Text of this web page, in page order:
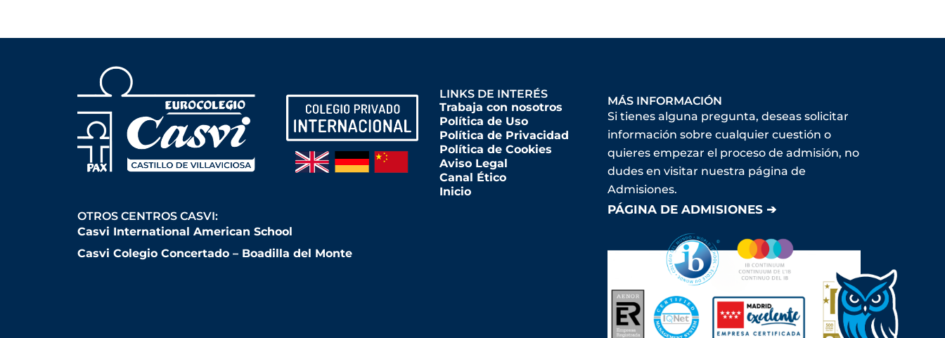
OTROS CENTROS CASVI:
Casvi International American School
Casvi Colegio Concertado – Boadilla del Monte
LINKS DE INTERÉS
Trabaja con nosotros
Política de Uso
Política de Privacidad
Política de Cookies
Aviso Legal
Canal Ético
Inicio
MÁS INFORMACIÓN
Si tienes alguna pregunta, deseas solicitar
información sobre cualquier cuestión o
quieres empezar el proceso de admisión, no
dudes en visitar nuestra página de
Admisiones.
PÁGINA DE ADMISIONES ➔